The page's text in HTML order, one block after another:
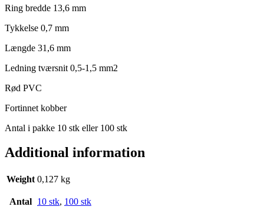
Ring bredde 13,6 mm
Tykkelse 0,7 mm
Længde 31,6 mm
Ledning tværsnit 0,5-1,5 mm2
Rød PVC
Fortinnet kobber
Antal i pakke 10 stk eller 100 stk
Additional information
Weight 0,127 kg
Antal 10 stk, 100 stk